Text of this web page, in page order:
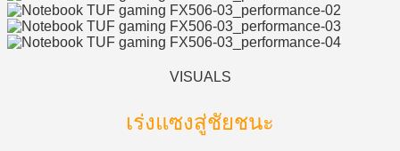
VISUALS
เร่งแซงสู่ชัยชนะ